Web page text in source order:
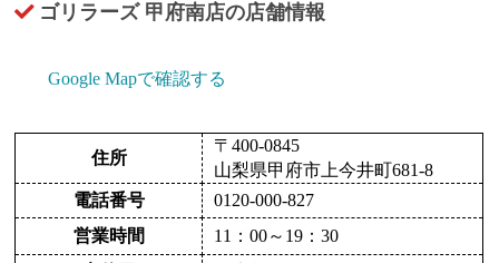
ゴリラーズ 甲府南店の店舗情報
Google Mapで確認する
住所
〒400-0845
山梨県甲府市上今井町681-8
電話番号
0120-000-827
営業時間
11：00～19：30